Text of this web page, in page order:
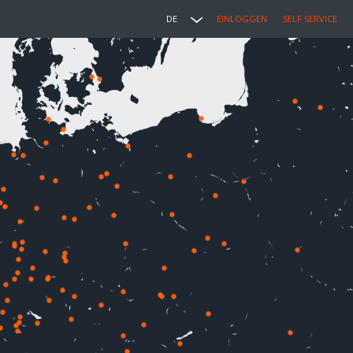
DE EINLOGGEN SELF SERVICE